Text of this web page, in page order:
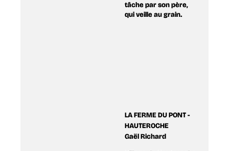
tâche par son père,
qui veille au grain.
LA FERME DU PONT -
HAUTEROCHE
Gaël Richard